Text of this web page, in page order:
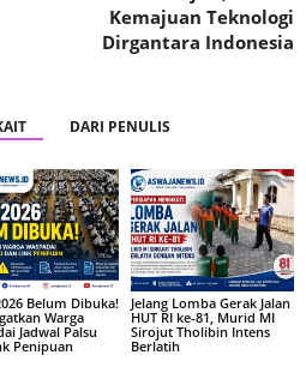
Kemajuan Teknologi
Dirgantara Indonesia
DARI PENULIS
Belum Dibuka!
Warga
Jadwal Palsu
Penipuan
Jelang Lomba Gerak Jalan
HUT RI ke-81, Murid MI
Sirojut Tholibin Intens
Berlatih